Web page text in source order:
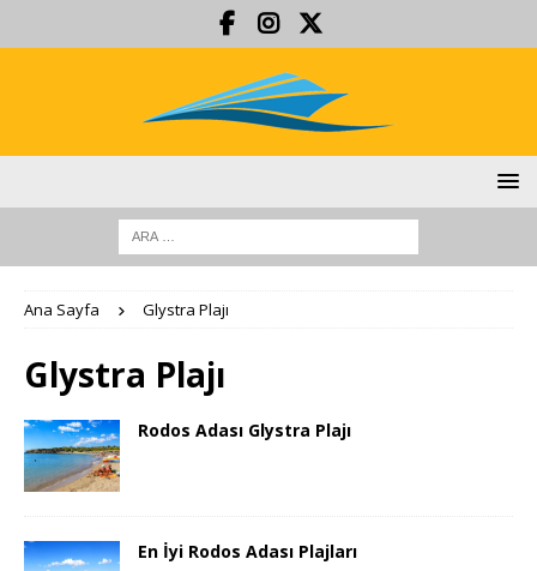
Ana Sayfa Glystra Plajı
Glystra Plajı
Rodos Adası Glystra Plajı
En İyi Rodos Adası Plajları